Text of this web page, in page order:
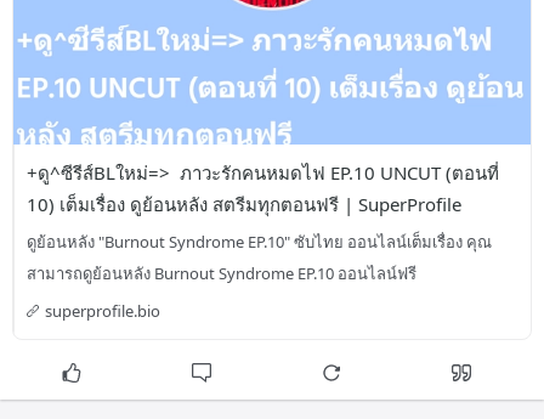
+ดู^ซีรีส์BLใหม่=>  ภาวะรักคนหมดไฟ EP.10 UNCUT (ตอนที่
10) เต็มเรื่อง ดูย้อนหลัง สตรีมทุกตอนฟรี | SuperProfile
ดูย้อนหลัง "Burnout Syndrome EP.10" ซับไทย ออนไลน์เต็มเรื่อง คุณ
สามารถดูย้อนหลัง Burnout Syndrome EP.10 ออนไลน์ฟรี
superprofile.bio